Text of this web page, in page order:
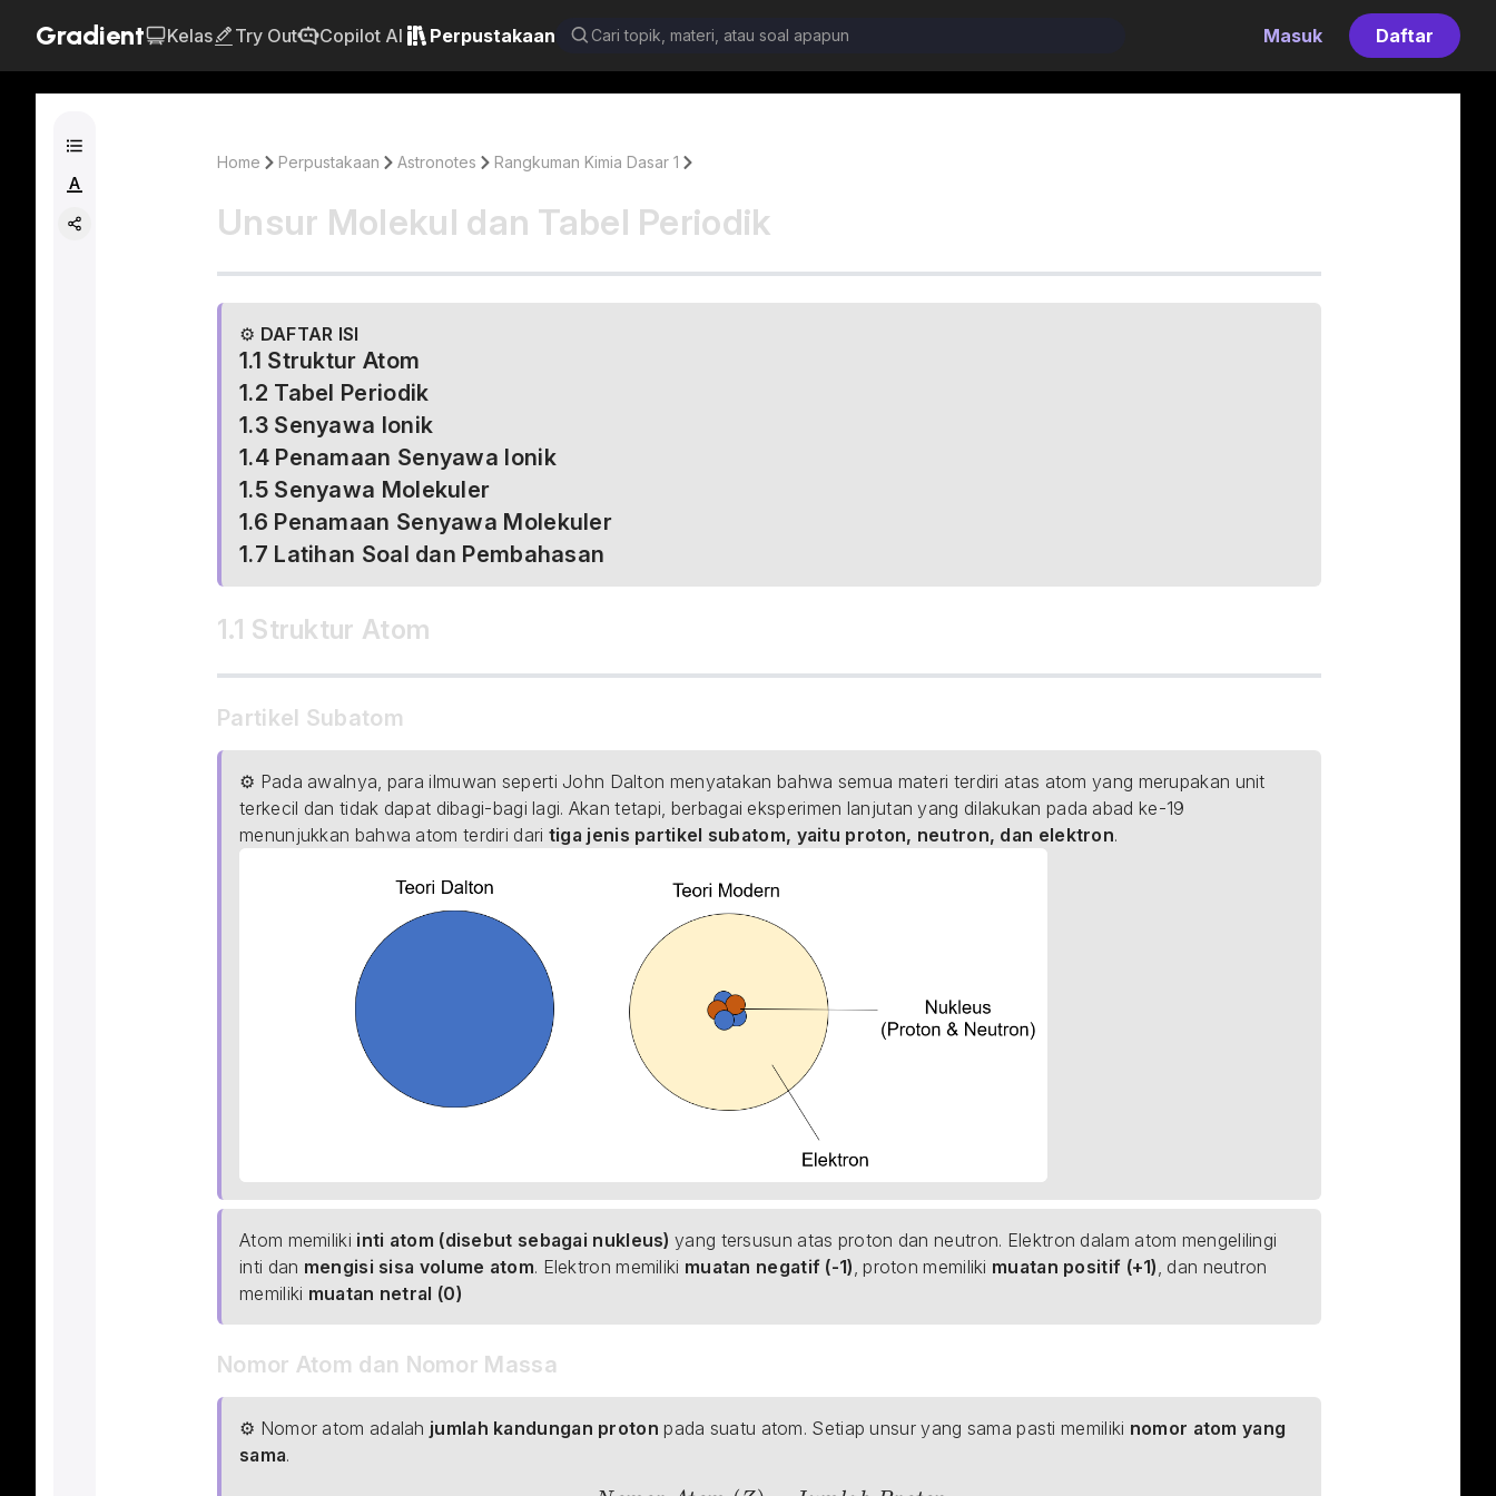
Gradient Kelas Try Out Copilot AI Perpustakaan Masuk Daftar
Home Perpustakaan Astronotes Rangkuman Kimia Dasar 1
Unsur Molekul dan Tabel Periodik
⚙ DAFTAR ISI
1.1 Struktur Atom
1.2 Tabel Periodik
1.3 Senyawa Ionik
1.4 Penamaan Senyawa Ionik
1.5 Senyawa Molekuler
1.6 Penamaan Senyawa Molekuler
1.7 Latihan Soal dan Pembahasan
1.1 Struktur Atom
Partikel Subatom
⚙ Pada awalnya, para ilmuwan seperti John Dalton menyatakan bahwa semua materi terdiri atas atom yang merupakan unit
terkecil dan tidak dapat dibagi-bagi lagi. Akan tetapi, berbagai eksperimen lanjutan yang dilakukan pada abad ke-19
menunjukkan bahwa atom terdiri dari tiga jenis partikel subatom, yaitu proton, neutron, dan elektron.
Atom memiliki inti atom (disebut sebagai nukleus) yang tersusun atas proton dan neutron. Elektron dalam atom mengelilingi
inti dan mengisi sisa volume atom. Elektron memiliki muatan negatif (-1), proton memiliki muatan positif (+1), dan neutron
memiliki muatan netral (0)
Nomor Atom dan Nomor Massa
⚙ Nomor atom adalah jumlah kandungan proton pada suatu atom. Setiap unsur yang sama pasti memiliki nomor atom yang
sama.